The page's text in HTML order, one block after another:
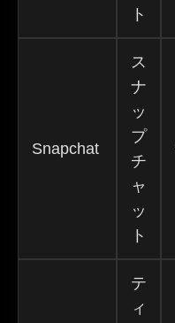
ト
Snapchat
ス
ナ
ッ
プ
チ
ャ
ッ
ト
テ
ィ